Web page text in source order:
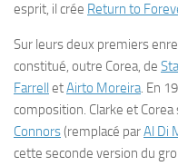
esprit, il crée Return to
Sur leurs deux premiers
constitué, outre Corea, de
Farrell etAirto Moreira. En
composition. Clarke et
Connors(remplacé parAl Di
cette seconde version du